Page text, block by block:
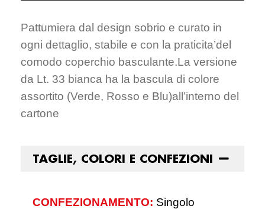
Pattumiera dal design sobrio e curato in
ogni dettaglio, stabile e con la praticita’del
comodo coperchio basculante.La versione
da Lt. 33 bianca ha la bascula di colore
assortito (Verde, Rosso e Blu)all’interno del
cartone
TAGLIE, COLORI E CONFEZIONI
CONFEZIONAMENTO: Singolo